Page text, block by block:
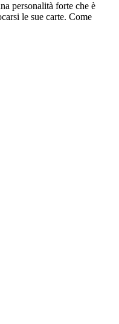
personalità forte che è
le sue carte. Come